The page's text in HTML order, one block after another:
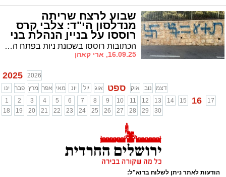
שבוע לרצח שריתה
מנדלסון הי"ד: צלבי קרס
רוססו על בניין הנהלת בני
עקיבא בירושלים הכתובות רוססו בשכונת ניות בפתח הסניף המקומי של הנהלת בני עקיבא ליד מודעת האבל על הירצחה של עובדת המקום שריתה מנדלסון הי"ד • סגן ראש העיר אריה קינג: "עוכרי ישראל, צריך להשליך אותם לכלא"
16.09.25, ארי קאהן
2025
2026
ינו
פבר מרץ אפר מאי יונ יול אוג ספט אוק נוב
דצמ
1
2 3 4 5 6 7 8 9 10 11 12 13 14 15 16
17
18
19 20 21 22 23 24 25 26 27 28 29 30
הודעות לאתר ניתן לשלוח בדוא"ל: